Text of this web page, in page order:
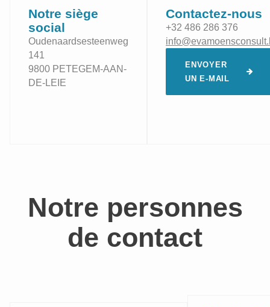
Notre siège
social
Oudenaardsesteenweg
141
9800 PETEGEM-AAN-
DE-LEIE
Contactez-nous
+32 486 286 376
ENVOYER
UN E-MAIL
Notre personnes
de contact